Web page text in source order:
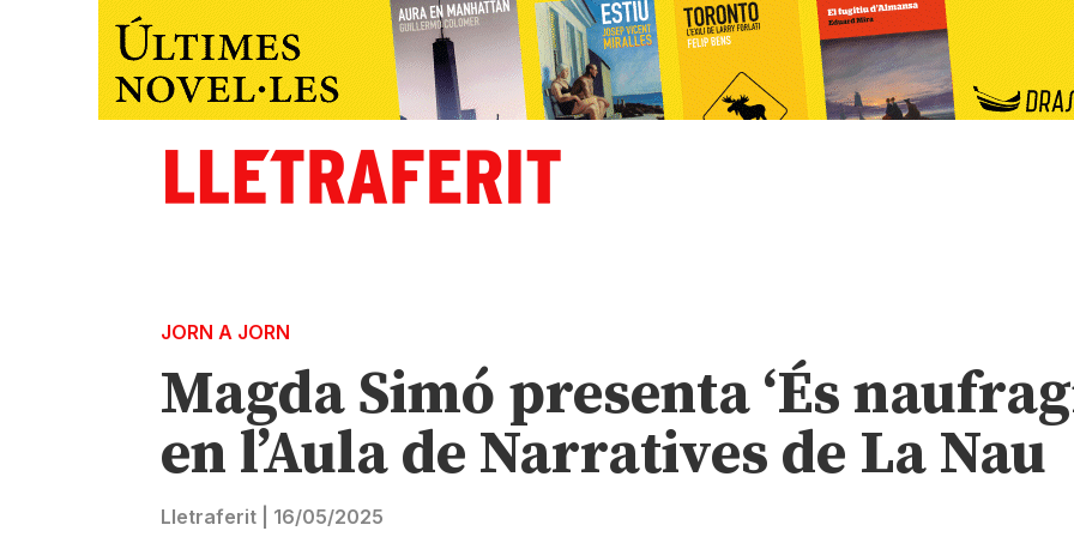
JORN A JORN
Magda Simó presenta ‘És
en l’Aula de Narratives de La Nau
Lletraferit 16/05/2025